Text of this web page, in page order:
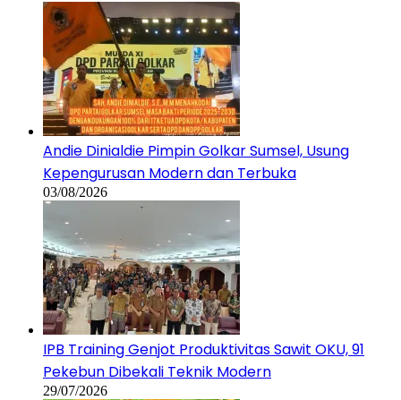
Andie Dinialdie Pimpin Golkar Sumsel, Usung
Kepengurusan Modern dan Terbuka
03/08/2026
IPB Training Genjot Produktivitas Sawit OKU, 91
Pekebun Dibekali Teknik Modern
29/07/2026